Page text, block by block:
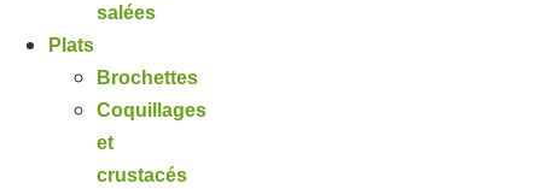
salées
Plats
Brochettes
Coquillages
et
crustacés